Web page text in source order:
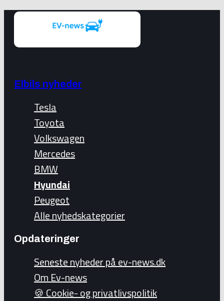
Elbils nyheder
Tesla
Toyota
Volkswagen
Mercedes
BMW
Hyundai
Peugeot
Alle nyhedskategorier
Opdateringer
Seneste nyheder på ev-news.dk
Om Ev-news
🍪 Cookie- og privatlivspolitik